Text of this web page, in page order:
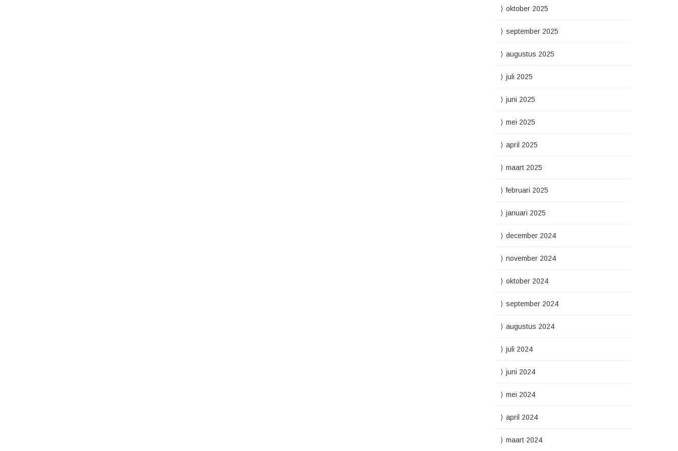
oktober 2025
september 2025
augustus 2025
juli 2025
juni 2025
mei 2025
april 2025
maart 2025
februari 2025
januari 2025
december 2024
november 2024
oktober 2024
september 2024
augustus 2024
juli 2024
juni 2024
mei 2024
april 2024
maart 2024